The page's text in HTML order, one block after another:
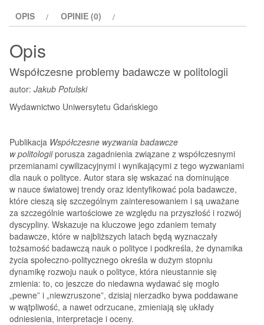
OPIS OPINIE (0)
Opis
Współczesne problemy badawcze w politologii
autor: Jakub Potulski
Wydawnictwo Uniwersytetu Gdańskiego
Publikacja Współczesne wyzwania badawcze
w politologiiporusza zagadnienia związane z współczesnymi
przemianami cywilizacyjnymi i wynikającymi z tego wyzwaniami
dla nauk o polityce. Autor stara się wskazać na dominujące
w nauce światowej trendy oraz identyfikować pola badawcze,
które cieszą się szczególnym zainteresowaniem i są uważane
za szczególnie wartościowe ze względu na przyszłość i rozwój
dyscypliny. Wskazuje na kluczowe jego zdaniem tematy
badawcze, które w najbliższych latach będą wyznaczały
tożsamość badawczą nauk o polityce i podkreśla, że dynamika
życia społeczno-politycznego określa w dużym stopniu
dynamikę rozwoju nauk o polityce, która nieustannie się
zmienia: to, co jeszcze do niedawna wydawać się mogło
„pewne” i „niewzruszone”, dzisiaj nierzadko bywa poddawane
w wątpliwość, a nawet odrzucane, zmieniają się układy
odniesienia, interpretacje i oceny.